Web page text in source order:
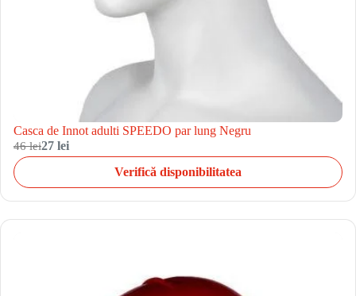
Casca de Innot adulti SPEEDO par lung Negru
46 lei27 lei
Verifică disponibilitatea